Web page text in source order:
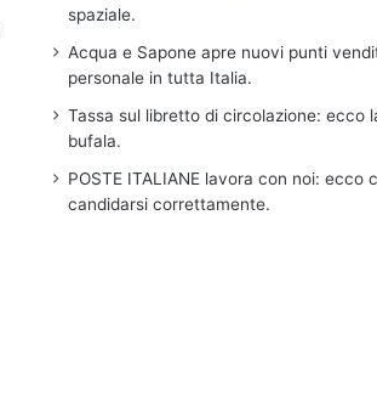
spaziale.
Acqua e Sapone apre nuovi punti
personale in tutta Italia.
Tassa sul libretto di circolazione: ecco
bufala.
POSTE ITALIANE lavora con noi: ecco
candidarsi correttamente.